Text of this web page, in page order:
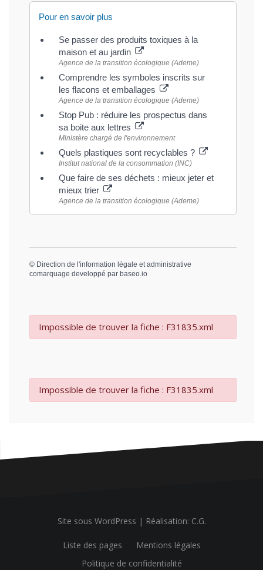
Pour en savoir plus
Se passer des produits toxiques à la
maison et au jardin
Agence de la transition écologique (Ademe)
Comprendre les symboles inscrits sur
les flacons et emballages
Agence de la transition écologique (Ademe)
Stop Pub : réduire les prospectus dans
sa boite aux lettres
Ministère chargé de l'environnement
Quels plastiques sont recyclables ?
Institut national de la consommation (INC)
Que faire de ses déchets : mieux jeter et
mieux trier
Agence de la transition écologique (Ademe)
© Direction de l'information légale et administrative
comarquage developpé par baseo.io
Impossible de trouver la fiche : F31835.xml
Impossible de trouver la fiche : F31835.xml
Site sous WordPress | Réalisation: C.G.
Liste des pages
Mentions légales
Politique de confidentialité